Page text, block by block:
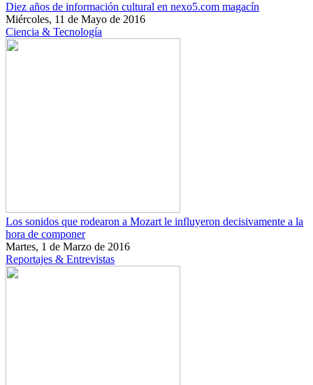
Diez años de información cultural en nexo5.com magacín
Miércoles, 11 de Mayo de 2016
Ciencia & Tecnología
Los sonidos que rodearon a Mozart le influyeron decisivamente a la
hora de componer
Martes, 1 de Marzo de 2016
Reportajes & Entrevistas